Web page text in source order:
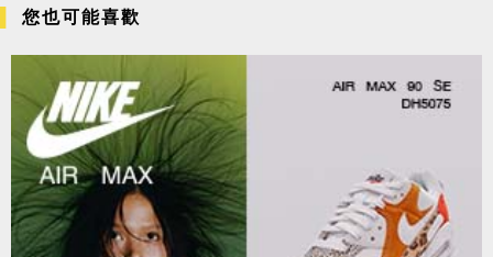
您也可能喜歡